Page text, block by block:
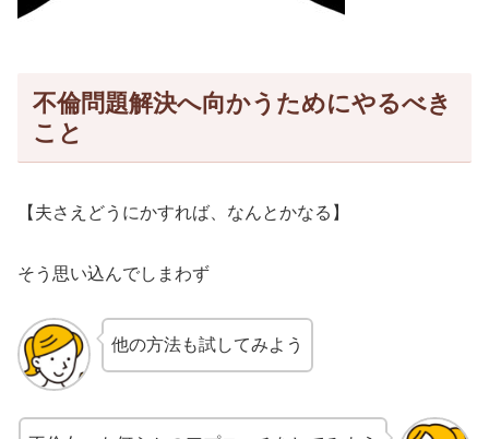
不倫問題解決へ向かうためにやるべき
こと
【夫さえどうにかすれば、なんとかなる】
そう思い込んでしまわず
他の方法も試してみよう